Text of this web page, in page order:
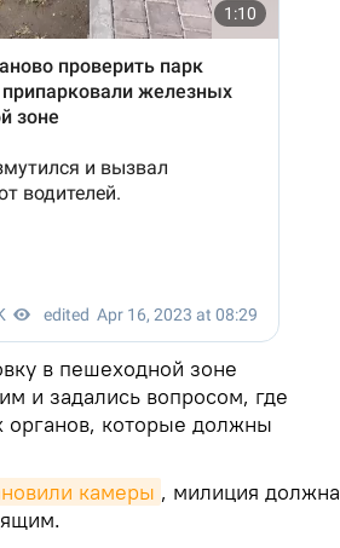
в пешеходной зоне
и задались вопросом, где
органов, которые должны
камеры , милиция должна